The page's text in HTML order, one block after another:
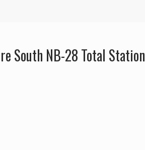
South NB-28 Total Station